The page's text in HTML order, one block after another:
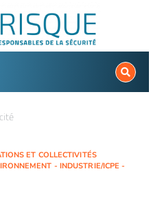
ET COLLECTIVITÉS
- INDUSTRIE/ICPE -